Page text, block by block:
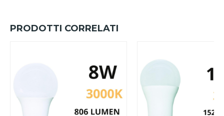
PRODOTTI CORRELATI